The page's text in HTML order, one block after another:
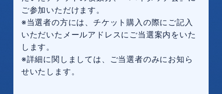
ご参加いただけます。
※当選者の方には、チケット購入の際にご記入
いただいたメールアドレスにご当選案内をいた
します。
※詳細に関しましては、ご当選者のみにお知ら
せいたします。